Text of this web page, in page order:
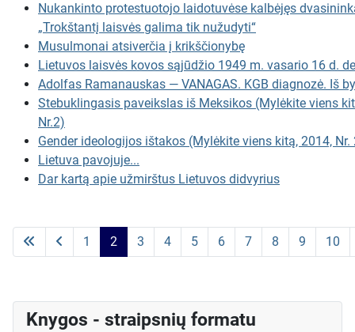
Nukankinto protestuotojo laidotuvėse kalbėjęs
„Trokštantį laisvės galima tik nužudyti“
Musulmonai atsiverčia į krikščionybę
Lietuvos laisvės kovos sąjūdžio 1949 m. vasario 16 d.
Adolfas Ramanauskas — VANAGAS. KGB diagnozė. Iš
Stebuklingasis paveikslas iš Meksikos (Mylėkite viens
Nr.2)
Gender ideologijos ištakos (Mylėkite viens kitą, 2014, Nr.
Lietuva pavojuje...
Dar kartą apie užmirštus Lietuvos didvyrius
1 2 3 4 5 6 7 8 9 10
Knygos - straipsnių formatu